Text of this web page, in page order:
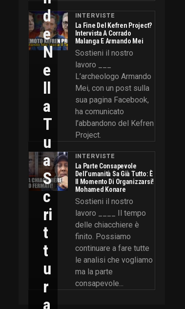
INTERVISTE
La Fine Del Kefren Project?
Intervista A Corrado
Malanga E Armando Mei
Sostieni il nostro
lavoro ___
L’archeologo Armando
Mei, con un post sulla
sua pagina Facebook,
ha comunicato
l’abbandono del Kefren
Project.
INTERVISTE
La Parte Consapevole
Dell’umanità Sa Già Tutto: È
Il Momento Di Organizzarsi!
Mohamed Konare
Sostieni il nostro
lavoro ____ Il tempo
delle chiacchiere è
finito. Possiamo
continuare a fare tutte
le analisi che vogliamo
ma la parte
consapevole...
D
E
N
E
Ll
A
T
U
A
S
C
Ri
T
T
U
R
A